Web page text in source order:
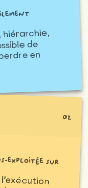
hiérarchie,
de
en
02
exploitée sur
dans
utilisé à